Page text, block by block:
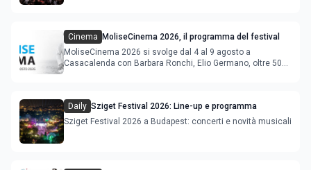
Cinema
MoliseCinema 2026, il programma del festival
MoliseCinema 2026 si svolge dal 4 al 9 agosto a
Casacalenda con Barbara Ronchi, Elio Germano, oltre 50
Daily Sziget Festival 2026: Line-up e programma
Sziget Festival 2026 a Budapest: concerti e novità musicali